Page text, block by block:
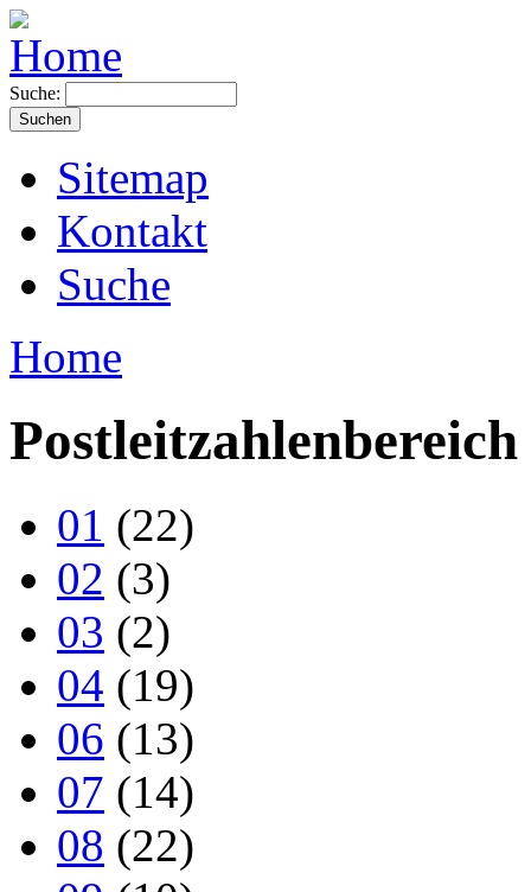
Suche:
Sitemap
Kontakt
Suche
Home
Postleitzahlenbereich
01 (22)
02 (3)
03 (2)
04 (19)
06 (13)
07 (14)
08 (22)